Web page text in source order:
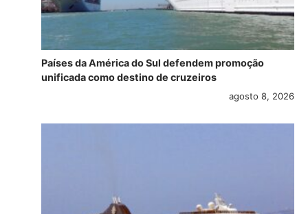
Países da América do Sul defendem promoção
unificada como destino de cruzeiros
agosto 8, 2026